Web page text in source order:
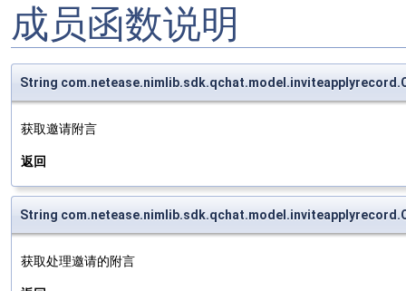
成员函数说明
String
获取邀请附言
返回
String
获取处理邀请的附言